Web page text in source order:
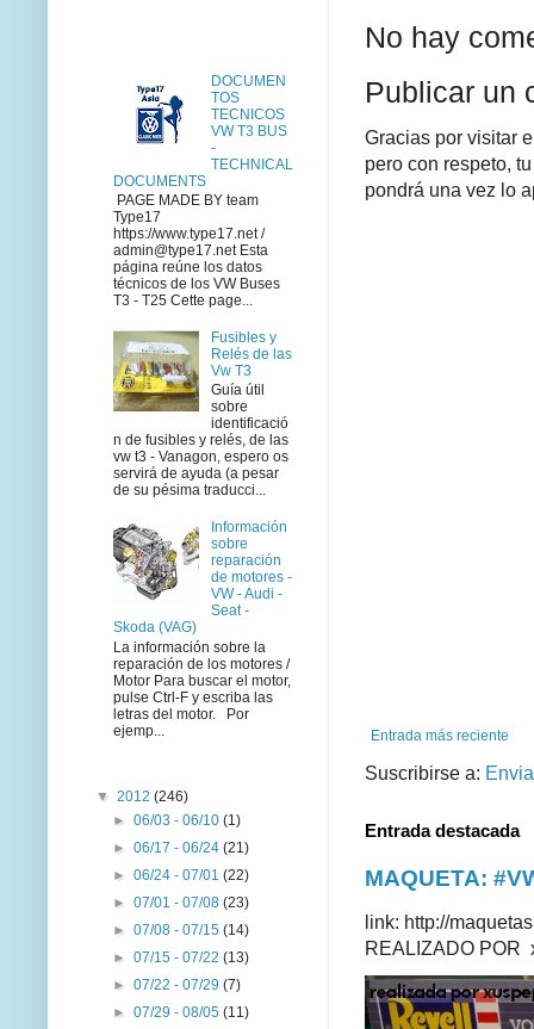
No hay
Publicar un
Gracias por visitar
pero con respeto,
pondrá una vez lo
Entrada más reciente
Suscribirse a:
Entrada destacada
MAQUETA:
link: http://
REALIZADO POR
DOCUMEN
TOS
TECNICOS
VW T3 BUS
-
TECHNICAL
DOCUMENTS
PAGE MADE BY team
Type17
https://www.type17.net /
admin@type17.net Esta
página reúne los datos
técnicos de los VW Buses
T3 - T25 Cette page...
Fusibles y
Relés de las
Vw T3
Guía útil
sobre
identificació
n de fusibles y relés, de las
vw t3 - Vanagon, espero os
servirá de ayuda (a pesar
de su pésima traducci...
Información
sobre
reparación
de motores -
VW - Audi -
Seat -
Skoda (VAG)
La información sobre la
reparación de los motores /
Motor Para buscar el motor,
pulse Ctrl-F y escriba las
letras del motor. Por
ejemp...
▼ 2012 (246)
►06/03 - 06/10(1)
►06/17 - 06/24(21)
►06/24 - 07/01(22)
►07/01 - 07/08(23)
►07/08 - 07/15(14)
►07/15 - 07/22(13)
►07/22 - 07/29(7)
►07/29 - 08/05(11)